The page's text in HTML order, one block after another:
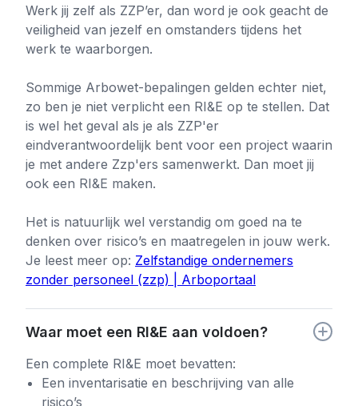
Werk jij zelf als ZZP’er, dan word je ook geacht de
veiligheid van jezelf en omstanders tijdens het
werk te waarborgen.
Sommige Arbowet-bepalingen gelden echter niet,
zo ben je niet verplicht een RI&E op te stellen. Dat
is wel het geval als je als ZZP'er
eindverantwoordelijk bent voor een project waarin
je met andere Zzp'ers samenwerkt. Dan moet jij
ook een RI&E maken.
Het is natuurlijk wel verstandig om goed na te
denken over risico’s en maatregelen in jouw werk.
Je leest meer op: Zelfstandige ondernemers
zonder personeel (zzp) | Arboportaal
Waar moet een RI&E aan voldoen?
Een complete RI&E moet bevatten:
Een inventarisatie en beschrijving van alle
risico’s